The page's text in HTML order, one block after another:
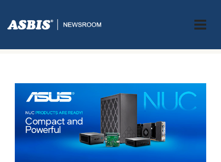
ASBIS.BA>SUPPLIERS> ASBIS JE POSTAO ZVANIČNI DISTRIBUTER
ASUS NUC UREĐAJA NA PODRUČJU EMEA REGIONA